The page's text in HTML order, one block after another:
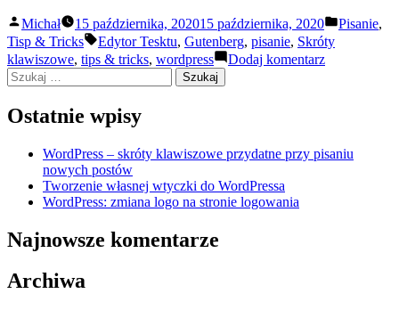
Opublikowane
przez
Michał 15 października, 202015 października, 2020 Pisanie,
Tisp & Tricks
Tagi:
Edytor Tesktu, Gutenberg, pisanie, Skróty
klawiszowe, tips & tricks, wordpress Dodaj komentarz
przy
Szukaj:
Ostatnie wpisy
WordPress – skróty klawiszowe przydatne przy pisaniu
nowych postów
Tworzenie własnej wtyczki do WordPressa
WordPress: zmiana logo na stronie logowania
Najnowsze komentarze
Archiwa